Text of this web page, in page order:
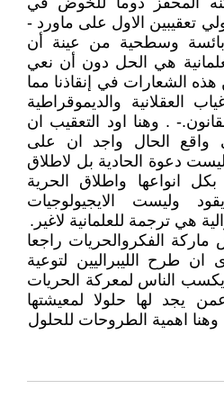
تعقيبين الاول على ماورد -
وسطحية من عينة أن
هي الحل دون أن نعي
الشعارات في إنقاذنا مما
العقلانية والديموقراطية
. وهنا اود التعقيب ان
واقع الحال واجد ان على
دعوة الحادية بل لاطلاق
انواعها واطلاق الحرية
وليست الايجيولوجيات
هي ترجمة للعلمانية لاغير.
الفكروالحريات راجعا
ان طرح الليبراليين لتوعية
يكسب الناس لمعركة الحريات
يجد لها حلولا لمعيشتها
وهنا اهمية الطروحات للحلول